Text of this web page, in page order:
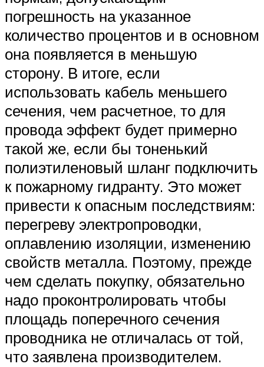
погрешность на указанное
количество процентов и в основном
она появляется в меньшую
сторону. В итоге, если
использовать кабель меньшего
сечения, чем расчетное, то для
провода эффект будет примерно
такой же, если бы тоненький
полиэтиленовый шланг подключить
к пожарному гидранту. Это может
привести к опасным последствиям:
перегреву электропроводки,
оплавлению изоляции, изменению
свойств металла. Поэтому, прежде
чем сделать покупку, обязательно
надо проконтролировать чтобы
площадь поперечного сечения
проводника не отличалась от той,
что заявлена производителем.